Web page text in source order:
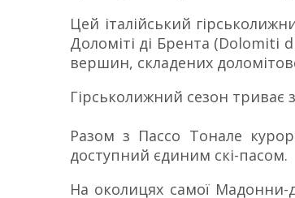
Цей італійський
Доломіті ді Брента (Dolomiti
вершин, складених
Гірськолижний сезон триває
Разом з Пассо Тонале
доступний єдиним скі-пасом.
На околицях самої Мадонни-